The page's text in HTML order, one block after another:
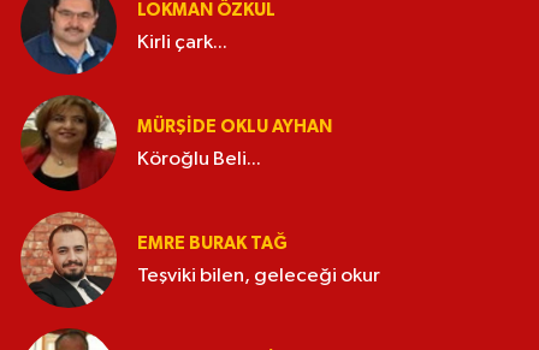
LOKMAN ÖZKUL
Kirli çark...
MÜRŞIDE OKLU AYHAN
Köroğlu Beli...
EMRE BURAK TAĞ
Teşviki bilen, geleceği okur